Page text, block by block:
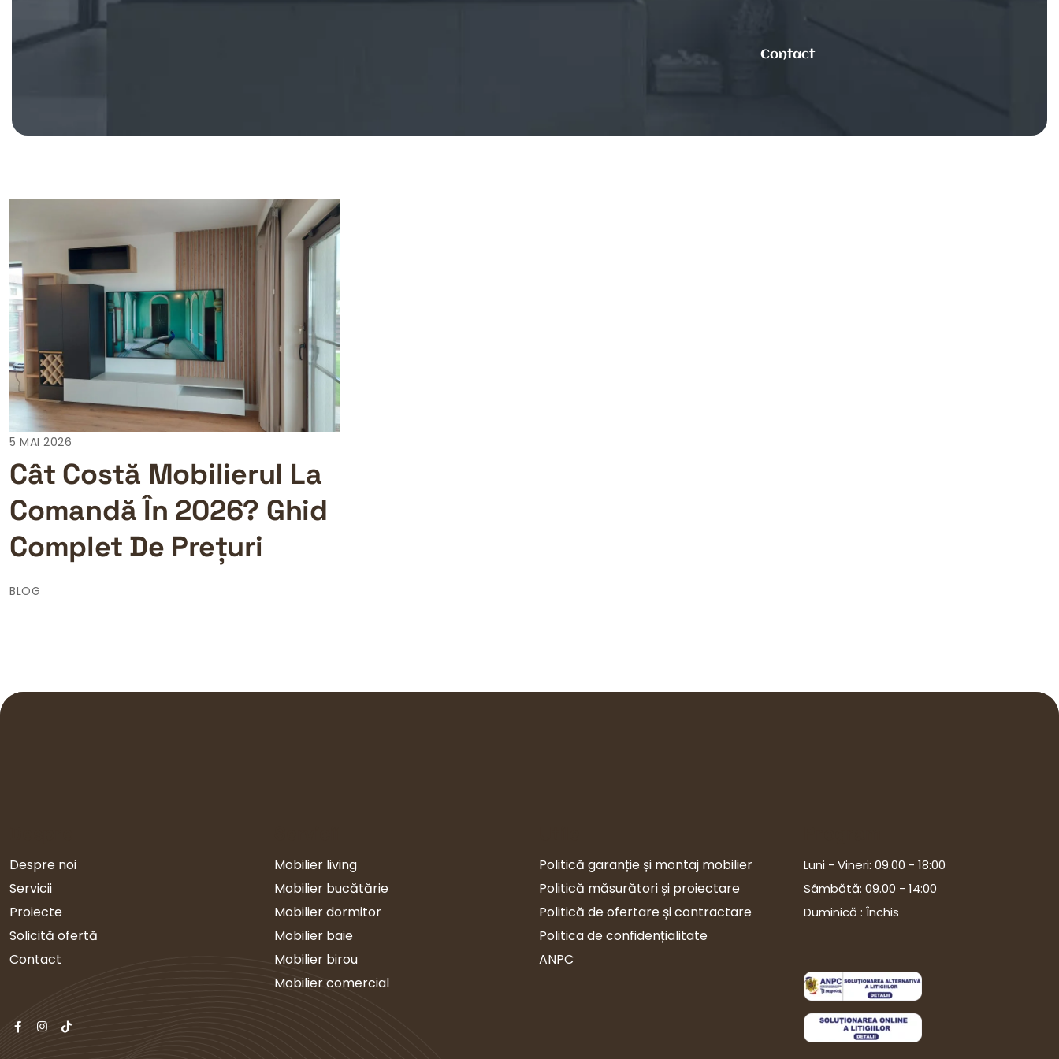
Contact
5 MAI 2026
Cât Costă Mobilierul La
Comandă În 2026? Ghid
Complet De Prețuri
BLOG
Despre noi
Servicii
Proiecte
Solicită ofertă
Contact
Mobilier living
Mobilier bucătărie
Mobilier dormitor
Mobilier baie
Mobilier birou
Mobilier comercial
Politică garanție și montaj mobilier
Politică măsurători și proiectare
Politică de ofertare și contractare
Politica de confidențialitate
ANPC
Luni - Vineri: 09.00 - 18:00
Sâmbătă: 09.00 - 14:00
Duminică : Închis